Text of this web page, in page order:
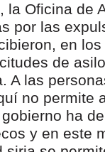
la Oficina de
por las
en
de
A las
no permite
ha
y en este